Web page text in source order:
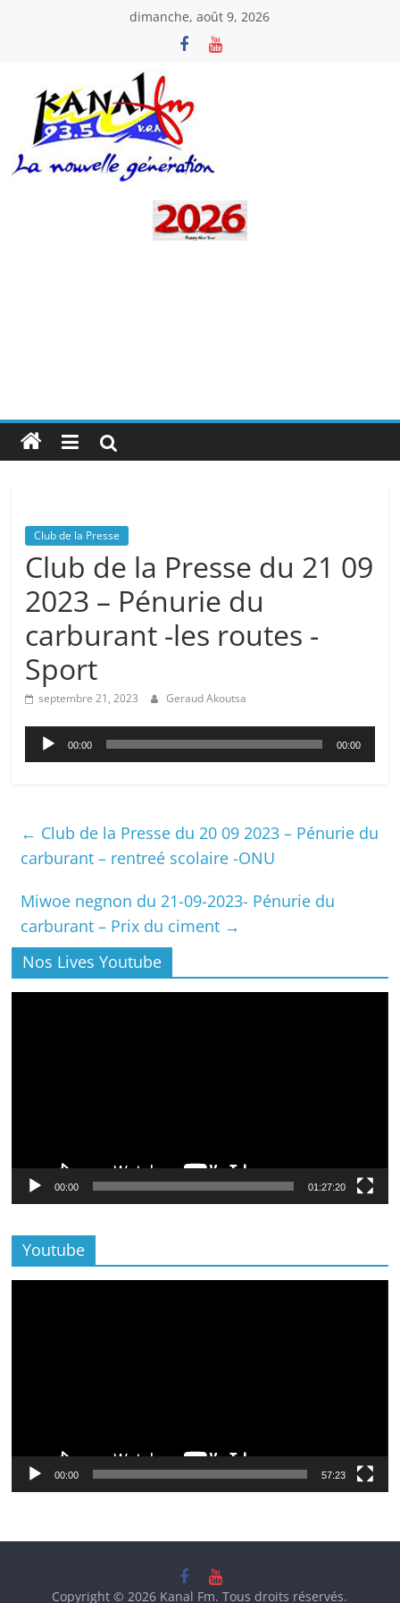
dimanche, août 9, 2026
Kanal
Club de la Presse
Club de la Presse du 21 09
2023 – Pénurie du
carburant -les routes -
Sport
septembre 21, 2023 Geraud Akoutsa
Lecteur
audio
00:00 00:00
← Club de la Presse du 20 09 2023 – Pénurie du
carburant – rentreé scolaire -ONU
Miwoe negnon du 21-09-2023- Pénurie du
carburant – Prix du ciment →
Nos Lives Youtube
00:00 01:27:20
Youtube
00:00 57:23
Copyright © 2026 Kanal Fm. Tous droits réservés.